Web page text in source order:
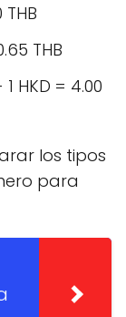
THB
HKD = 4.00
los tipos
para